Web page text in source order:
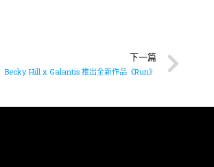
下一篇
Becky Hill x Galantis 推出全新作品《Run》